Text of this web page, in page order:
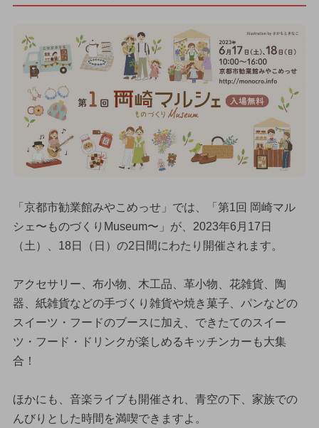
「京都市勧業館みやこめっせ」では、「第1回 岡崎マル
シェ〜ものづくりMuseum〜」が、2023年6月17日
（土）、18日（日）の2日間にわたり開催されます。
アクセサリー、布小物、木工品、革小物、花雑貨、陶
器、紙雑貨などの手づくり雑貨や焼き菓子、パンなどの
スイーツ・フードのブースに加え、できたてのスイー
ツ・フード・ドリンクが楽しめるキッチンカーも大集
合！
ほかにも、音楽ライブも開催され、青空の下、家族での
んびりとした時間を満喫できますよ。